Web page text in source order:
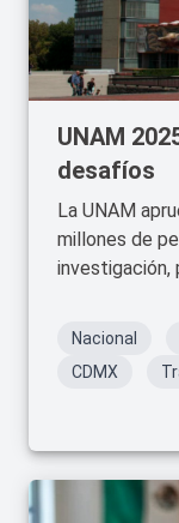
UNAM
desafíos
La UNAM
millones de
investigación,
detalles y
Nacional
CDMX